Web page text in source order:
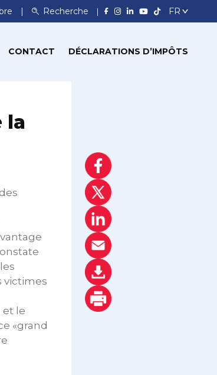
Recherche
CONTACT DÉCLARATIONS D’IMPÔTS
la
victimes
et le
«grand